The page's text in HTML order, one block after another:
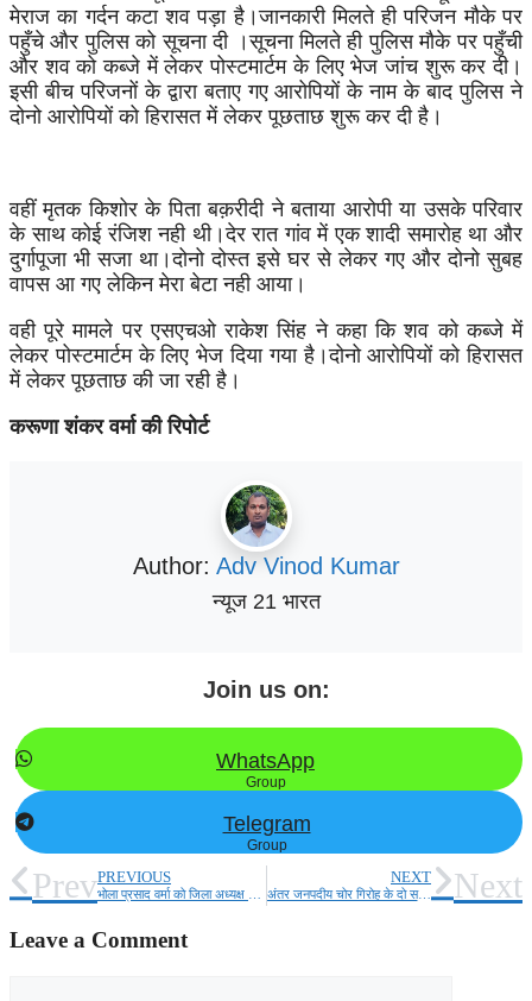
मेराज का गर्दन कटा शव पड़ा है।जानकारी मिलते ही परिजन मौके पर
पहुँचे और पुलिस को सूचना दी ।सूचना मिलते ही पुलिस मौके पर पहुँची
और शव को कब्जे में लेकर पोस्टमार्टम के लिए भेज जांच शुरू कर दी।
इसी बीच परिजनों के द्वारा बताए गए आरोपियों के नाम के बाद पुलिस ने
दोनो आरोपियों को हिरासत में लेकर पूछताछ शुरू कर दी है।
वहीं मृतक किशोर के पिता बक़रीदी ने बताया आरोपी या उसके परिवार
के साथ कोई रंजिश नही थी।देर रात गांव में एक शादी समारोह था और
दुर्गापूजा भी सजा था।दोनो दोस्त इसे घर से लेकर गए और दोनो सुबह
वापस आ गए लेकिन मेरा बेटा नही आया।
वही पूरे मामले पर एसएचओ राकेश सिंह ने कहा कि शव को कब्जे में
लेकर पोस्टमार्टम के लिए भेज दिया गया है।दोनो आरोपियों को हिरासत
में लेकर पूछताछ की जा रही है।
करूणा शंकर वर्मा की रिपोर्ट
Author: Adv Vinod Kumar
न्यूज 21 भारत
Join us on:
WhatsApp
Group
Telegram
Group
PrevPREVIOUS NEXT
अंतर जनपदीय चोर गिरोह के दो सदस्य गिरफ्तार Next
Leave a Comment